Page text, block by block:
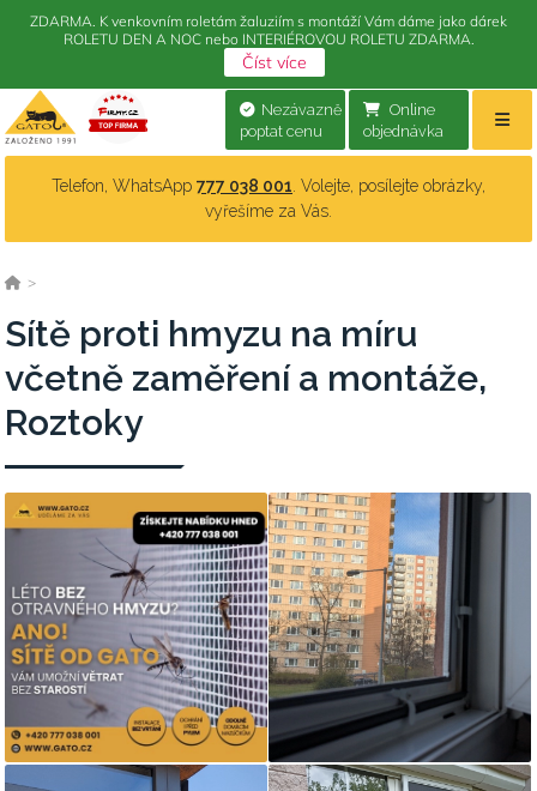
Online
objednávka
Nezávazně
poptat cenu
Telefon, WhatsApp 777 038 001 . Volejte, posílejte obrázky,
vyřešíme za Vás.
>
Sítě proti hmyzu na míru
včetně zaměření a montáže,
Roztoky
ZDARMA. K venkovním roletám žaluziím s montáží Vám dáme jako dárek
ROLETU DEN A NOC nebo INTERIÉROVOU ROLETU ZDARMA.
Číst více